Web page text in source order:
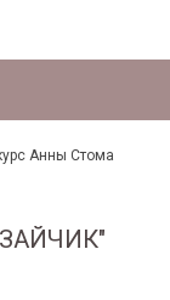
Анны Стома